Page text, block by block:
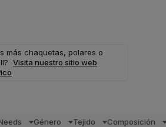
más chaquetas, polares o
Visita nuestro sitio web
Género Tejido Composición